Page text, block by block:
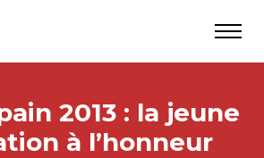
2013 : la jeune
à l’honneur